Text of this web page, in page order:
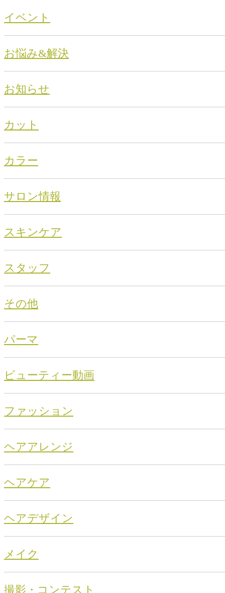
イベント
お悩み&解決
お知らせ
カット
カラー
サロン情報
スキンケア
スタッフ
その他
パーマ
ビューティー動画
ファッション
ヘアアレンジ
ヘアケア
ヘアデザイン
メイク
撮影・コンテスト